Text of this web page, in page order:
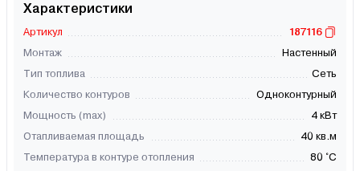
Характеристики
Артикул
187116
Монтаж
Настенный
Тип топлива
Сеть
Количество контуров
Одноконтурный
Мощность (max)
4 кВт
Отапливаемая площадь
40 кв.м
Температура в контуре отопления
80 °C